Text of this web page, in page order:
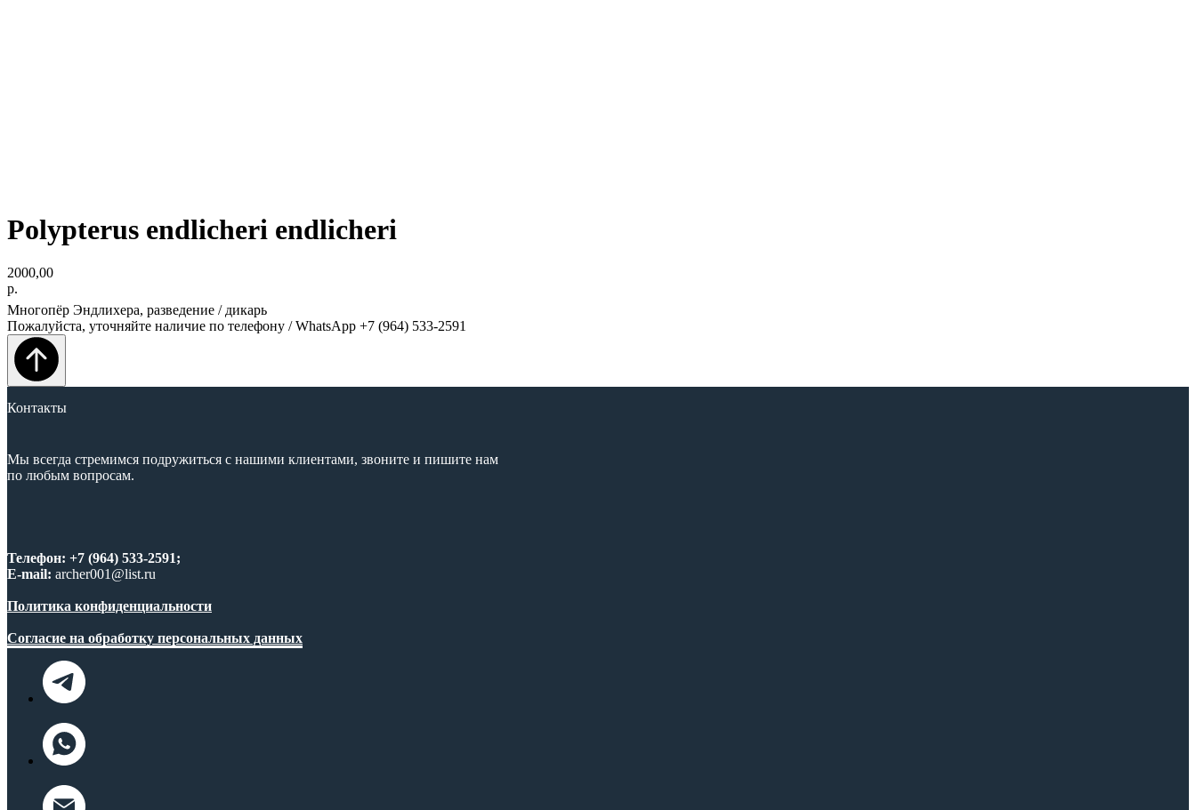
Polypterus endlicheri endlicheri
2000,00
р.
Многопёр Эндлихера, разведение / дикарь
Пожалуйста, уточняйте наличие по телефону / WhatsApp +7 (964) 533-2591
Контакты
Мы всегда стремимся подружиться с нашими клиентами, звоните и пишите нам
по любым вопросам.
Телефон: +7 (964) 533-2591;
E-mail: archer001@list.ru
Политика конфиденциальности
Согласие на обработку персональных данных